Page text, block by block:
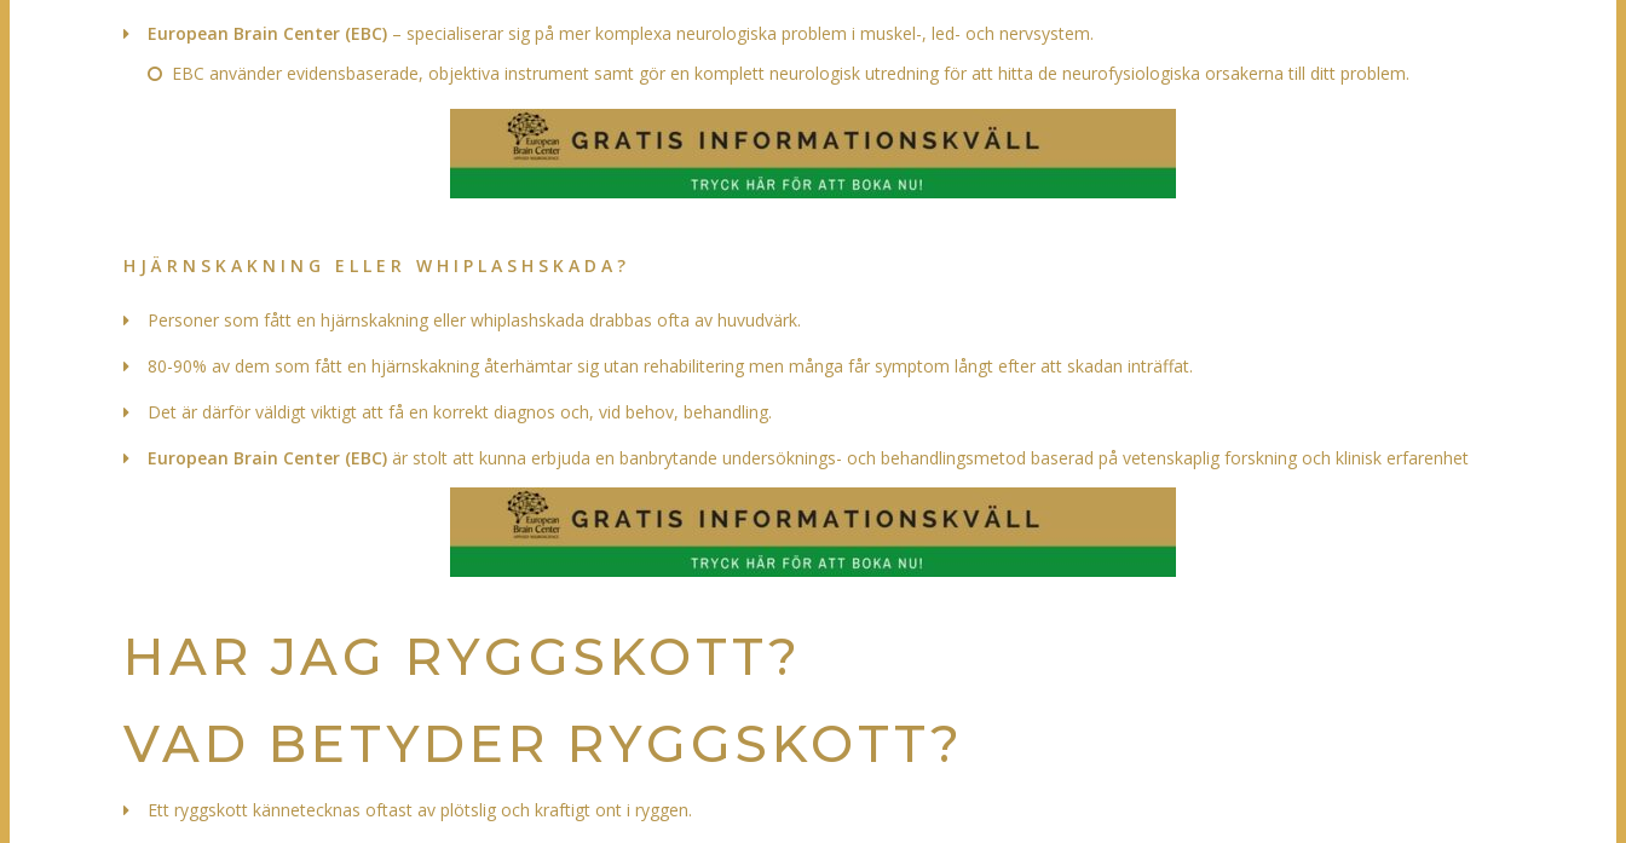
European Brain Center (EBC) – specialiserar sig på mer komplexa neurologiska problem i muskel-, led- och nervsystem.
EBC använder evidensbaserade, objektiva instrument samt gör en komplett neurologisk utredning för att hitta de neurofysiologiska orsakerna till ditt problem.
HJÄRNSKAKNING ELLER WHIPLASHSKADA?
Personer som fått en hjärnskakning eller whiplashskada drabbas ofta av huvudvärk.
80-90% av dem som fått en hjärnskakning återhämtar sig utan rehabilitering men många får symptom långt efter att skadan inträffat.
Det är därför väldigt viktigt att få en korrekt diagnos och, vid behov, behandling.
European Brain Center (EBC) är stolt att kunna erbjuda en banbrytande undersöknings- och behandlingsmetod baserad på vetenskaplig forskning och klinisk erfarenhet
HAR JAG RYGGSKOTT?
VAD BETYDER RYGGSKOTT?
Ett ryggskott kännetecknas oftast av plötslig och kraftigt ont i ryggen.